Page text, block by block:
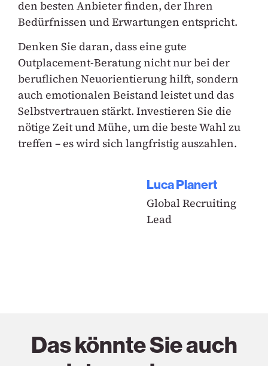
den besten Anbieter finden, der Ihren
Bedürfnissen und Erwartungen entspricht.
Denken Sie daran, dass eine gute
Outplacement-Beratung nicht nur bei der
beruflichen Neuorientierung hilft, sondern
auch emotionalen Beistand leistet und das
Selbstvertrauen stärkt. Investieren Sie die
nötige Zeit und Mühe, um die beste Wahl zu
treffen – es wird sich langfristig auszahlen.
Luca Planert
Global Recruiting
Lead
Das könnte Sie auch